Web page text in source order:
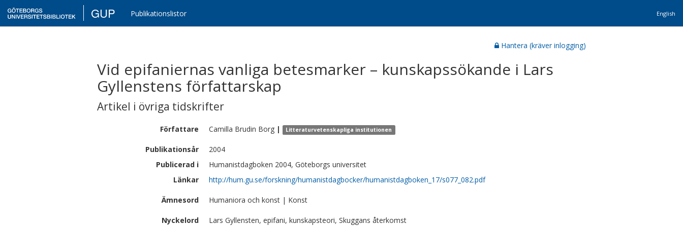
GUP Publikationslistor English
Hantera (kräver inlogging)
Vid epifaniernas vanliga betesmarker – kunskapssökande i Lars
Gyllenstens författarskap
Artikel i övriga tidskrifter
Författare Camilla Brudin Borg | Litteraturvetenskapliga institutionen
Publikationsår
2004
Publicerad i
Humanistdagboken 2004, Göteborgs universitet
Länkar
http://hum.gu.se/forskning/humanistdagbocker/humanistdagboken_17/s077_082.pdf
Ämnesord Humaniora och konst | Konst
Nyckelord
Lars Gyllensten, epifani, kunskapsteori, Skuggans återkomst